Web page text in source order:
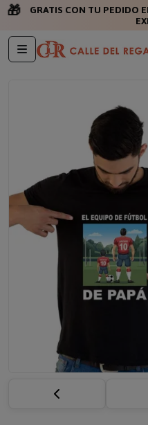
🎁
GRATIS CON TU PEDIDO